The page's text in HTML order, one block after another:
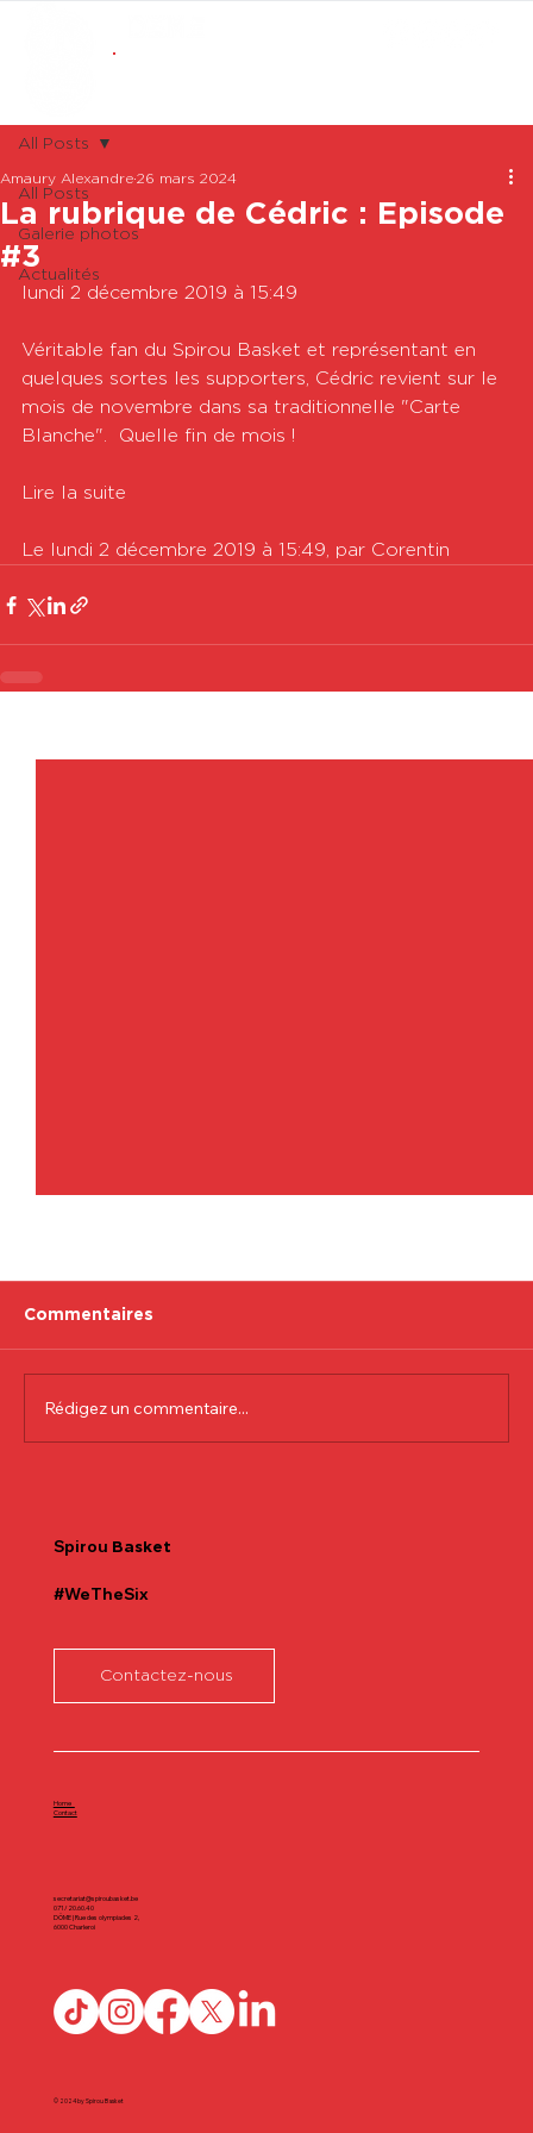
All Posts
Galerie photos
Actualités
All Posts
La rubrique de Cédric : Episode
#3
Amaury Alexandre 26 mars 2024
lundi 2 décembre 2019 à 15:49
Véritable fan du Spirou Basket et représentant en
quelques sortes les supporters, Cédric revient sur le
mois de novembre dans sa traditionnelle "Carte
Blanche".  Quelle fin de mois !
Lire la suite
Le lundi 2 décembre 2019 à 15:49, par Corentin
Commentaires
Rédigez un commentaire...
Spirou Basket
#WeTheSix
Contactez-nous
secretariat@spiroubasket.be
071/20.60.40
DÔME | Rue des olympiades 2,
6000 Charleroi
Home
Contact
© 2024 by Spirou Basket